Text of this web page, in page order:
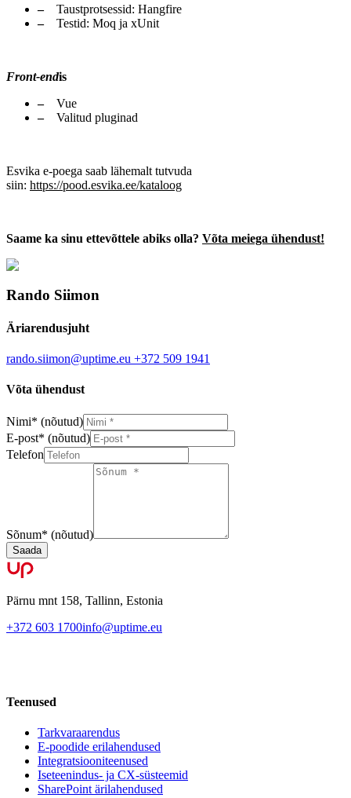
Taustprotsessid: Hangfire
Testid: Moq ja xUnit
Front-endis
Vue
Valitud pluginad
Esvika e-poega saab lähemalt tutvuda
siin: https://pood.esvika.ee/kataloog
Saame ka sinu ettevõttele abiks olla? Võta meiega ühendust!
Rando Siimon
Äriarendusjuht
rando.siimon@uptime.eu +372 509 1941
Võta ühendust
Nimi* (nõutud)
E-post* (nõutud)
Telefon
Sõnum* (nõutud)
Saada
Pärnu mnt 158, Tallinn, Estonia
+372 603 1700info@uptime.eu
Teenused
Tarkvaraarendus
E-poodide erilahendused
Integratsiooniteenused
Iseteenindus- ja CX-süsteemid
SharePoint ärilahendused